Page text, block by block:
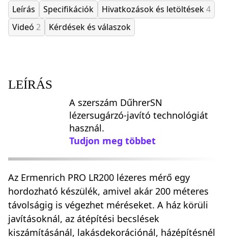
Leírás Specifikációk Hivatkozások és letöltések4
Videó 2 Kérdések és válaszok
LEÍRÁS
A szerszám DűhrerSN
lézersugárzó-javító technológiát
használ.
Tudjon meg többet
Az Ermenrich PRO LR200 lézeres mérő egy
hordozható készülék, amivel akár 200 méteres
távolságig is végezhet méréseket. A ház körüli
javításoknál, az átépítési becslések
kiszámításánál, lakásdekorációnál, házépítésnél